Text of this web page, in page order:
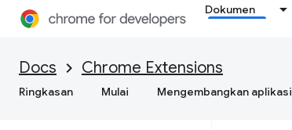
Dokumen
Docs Chrome Extensions
Ringkasan Mulai Mengembangkan aplikasi